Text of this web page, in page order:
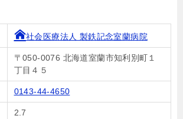
社会医療法人 製鉄記念室蘭病院
〒050-0076 北海道室蘭市知利別町１
丁目４５
0143-44-4650
2.7